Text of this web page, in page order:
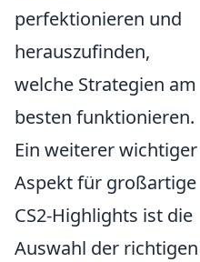
perfektionieren und
herauszufinden,
welche Strategien am
besten funktionieren.
Ein weiterer wichtiger
Aspekt für großartige
CS2-Highlights ist die
Auswahl der richtigen